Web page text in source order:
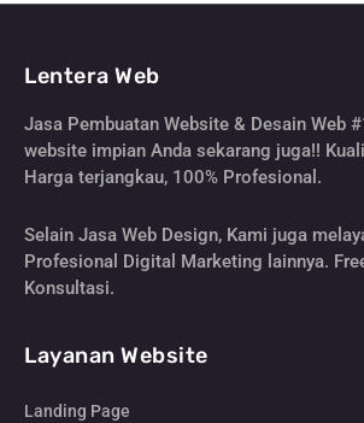
Lentera Web
Jasa Pembuatan Website & Desain Web
website impian Anda sekarang juga!!
Harga terjangkau, 100% Profesional.
Selain Jasa Web Design, Kami juga
Profesional Digital Marketing lainnya.
Konsultasi.
Layanan Website
Landing Page